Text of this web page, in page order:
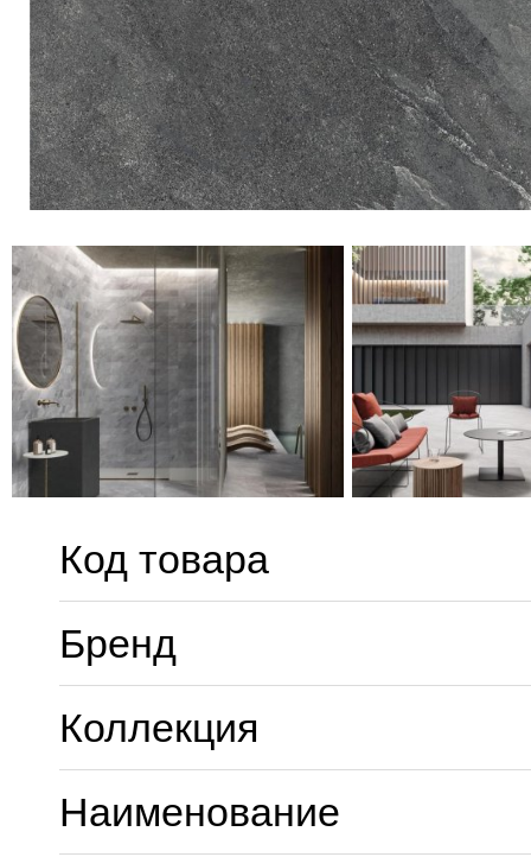
Код товара
Бренд
Коллекция
Наименование